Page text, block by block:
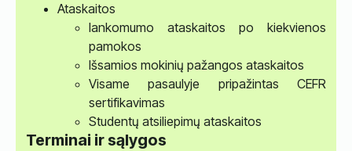
Ataskaitos
lankomumo ataskaitos po kiekvienos
pamokos
Išsamios mokinių pažangos ataskaitos
Visame pasaulyje pripažintas CEFR
sertifikavimas
Studentų atsiliepimų ataskaitos
Terminai ir sąlygos